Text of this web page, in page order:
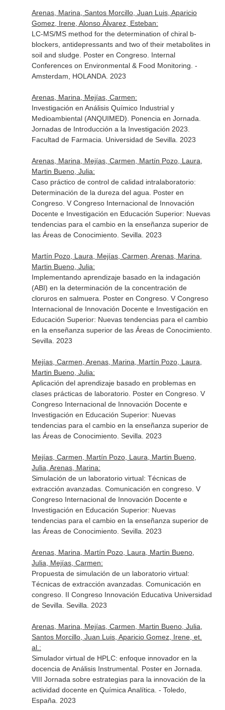
Arenas, Marina, Santos Morcillo, Juan Luis, Aparicio
Gomez, Irene, Alonso Álvarez, Esteban:
LC-MS/MS method for the determination of chiral b-
blockers, antidepressants and two of their metabolites in
soil and sludge. Poster en Congreso. Internal
Conferences on Environmental & Food Monitoring. -
Amsterdam, HOLANDA. 2023
Arenas, Marina, Mejías, Carmen:
Investigación en Análisis Químico Industrial y
Medioambiental (ANQUIMED). Ponencia en Jornada.
Jornadas de Introducción a la Investigación 2023.
Facultad de Farmacia. Universidad de Sevilla. 2023
Arenas, Marina, Mejías, Carmen, Martín Pozo, Laura,
Martin Bueno, Julia:
Caso práctico de control de calidad intralaboratorio:
Determinación de la dureza del agua. Poster en
Congreso. V Congreso Internacional de Innovación
Docente e Investigación en Educación Superior: Nuevas
tendencias para el cambio en la enseñanza superior de
las Áreas de Conocimiento. Sevilla. 2023
Martín Pozo, Laura, Mejías, Carmen, Arenas, Marina,
Martin Bueno, Julia:
Implementando aprendizaje basado en la indagación
(ABI) en la determinación de la concentración de
cloruros en salmuera. Poster en Congreso. V Congreso
Internacional de Innovación Docente e Investigación en
Educación Superior: Nuevas tendencias para el cambio
en la enseñanza superior de las Áreas de Conocimiento.
Sevilla. 2023
Mejías, Carmen, Arenas, Marina, Martín Pozo, Laura,
Martin Bueno, Julia:
Aplicación del aprendizaje basado en problemas en
clases prácticas de laboratorio. Poster en Congreso. V
Congreso Internacional de Innovación Docente e
Investigación en Educación Superior: Nuevas
tendencias para el cambio en la enseñanza superior de
las Áreas de Conocimiento. Sevilla. 2023
Mejías, Carmen, Martín Pozo, Laura, Martin Bueno,
Julia, Arenas, Marina:
Simulación de un laboratorio virtual: Técnicas de
extracción avanzadas. Comunicación en congreso. V
Congreso Internacional de Innovación Docente e
Investigación en Educación Superior: Nuevas
tendencias para el cambio en la enseñanza superior de
las Áreas de Conocimiento. Sevilla. 2023
Arenas, Marina, Martín Pozo, Laura, Martin Bueno,
Julia, Mejías, Carmen:
Propuesta de simulación de un laboratorio virtual:
Técnicas de extracción avanzadas. Comunicación en
congreso. II Congreso Innovación Educativa Universidad
de Sevilla. Sevilla. 2023
Arenas, Marina, Mejías, Carmen, Martin Bueno, Julia,
Santos Morcillo, Juan Luis, Aparicio Gomez, Irene, et.
al.:
Simulador virtual de HPLC: enfoque innovador en la
docencia de Análisis Instrumental. Poster en Jornada.
VIII Jornada sobre estrategias para la innovación de la
actividad docente en Química Analítica. - Toledo,
España. 2023